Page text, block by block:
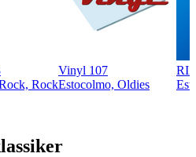
Rock
Vinyl 107
Estocolmo, Oldies